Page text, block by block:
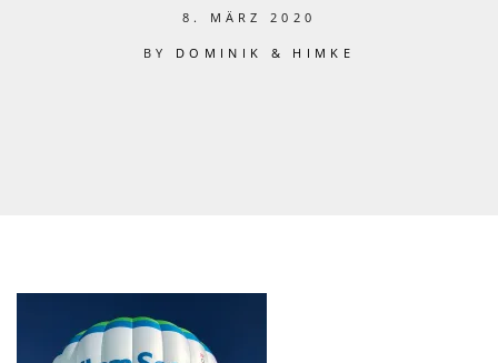
8. MÄRZ 2020
BY DOMINIK & HIMKE